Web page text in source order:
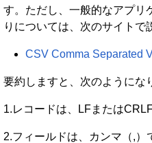
す。ただし、一般的なアプリ
りについては、次のサイトで
CSV Comma Separated
要約しますと、次のようにな
1.レコードは、LFまたは
2.フィールドは、カンマ（,）